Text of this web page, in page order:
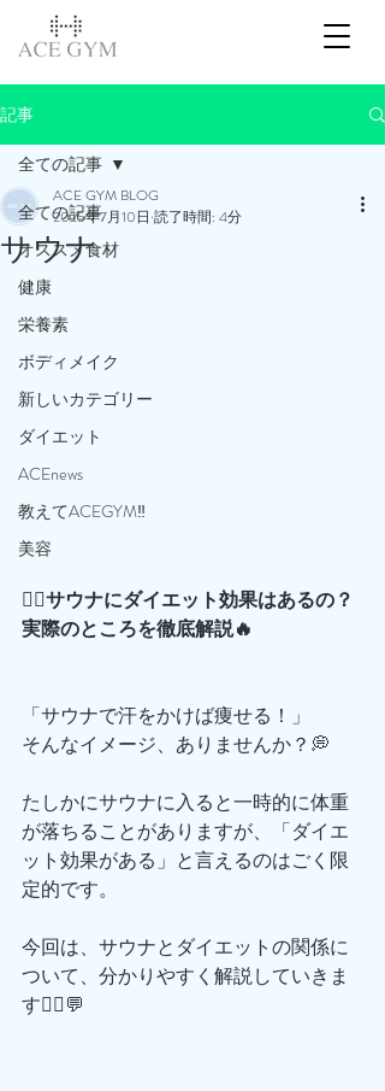
記事
全ての記事
オススメ食材
健康
栄養素
ボディメイク
新しいカテゴリー
ダイエット
ACEnews
教えてACEGYM‼️
美容
全ての記事
サウナ
ACE GYM BLOG
2025年7月10日 読了時間: 4分
🧖‍♀️サウナにダイエット効果はあるの？
実際のところを徹底解説🔥
「サウナで汗をかけば痩せる！」
そんなイメージ、ありませんか？💭
たしかにサウナに入ると一時的に体重
が落ちることがありますが、「ダイエ
ット効果がある」と言えるのはごく限
定的です。
今回は、サウナとダイエットの関係に
ついて、分かりやすく解説していきま
す🧖‍♂️💬